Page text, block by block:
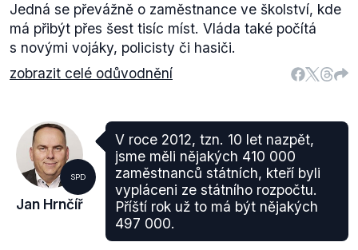
Jedná se převážně o zaměstnance ve školství, kde
má přibýt přes šest tisíc míst. Vláda také počítá
s novými vojáky, policisty či hasiči.
zobrazit celé odůvodnění
SPD
Jan Hrnčíř
V roce 2012, tzn. 10 let nazpět,
jsme měli nějakých 410 000
zaměstnanců státních, kteří byli
vypláceni ze státního rozpočtu.
Příští rok už to má být nějakých
497 000.